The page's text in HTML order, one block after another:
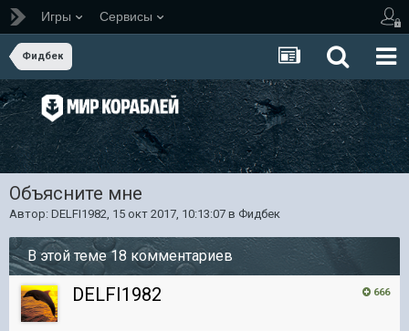
Игры Сервисы
Фидбек
Объясните мне
Автор: DELFI1982, 15 окт 2017, 10:13:07 в Фидбек
В этой теме 18 комментариев
666
DELFI1982